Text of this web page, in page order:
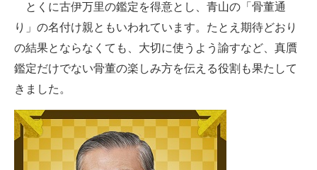
とくに古伊万里の鑑定を得意とし、青山の「骨董通
り」の名付け親ともいわれています。たとえ期待どおり
の結果とならなくても、大切に使うよう諭すなど、真贋
鑑定だけでない骨董の楽しみ方を伝える役割も果たして
きました。